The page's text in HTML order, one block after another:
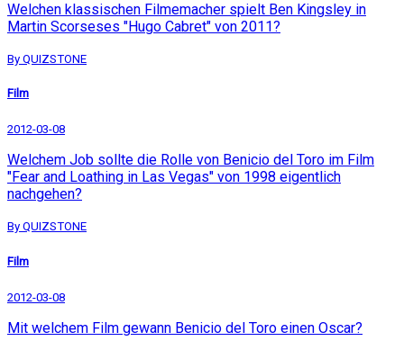
Welchen klassischen Filmemacher spielt Ben Kingsley in
Martin Scorseses "Hugo Cabret" von 2011?
By QUIZSTONE
Film
2012-03-08
Welchem Job sollte die Rolle von Benicio del Toro im Film
"Fear and Loathing in Las Vegas" von 1998 eigentlich
nachgehen?
By QUIZSTONE
Film
2012-03-08
Mit welchem Film gewann Benicio del Toro einen Oscar?